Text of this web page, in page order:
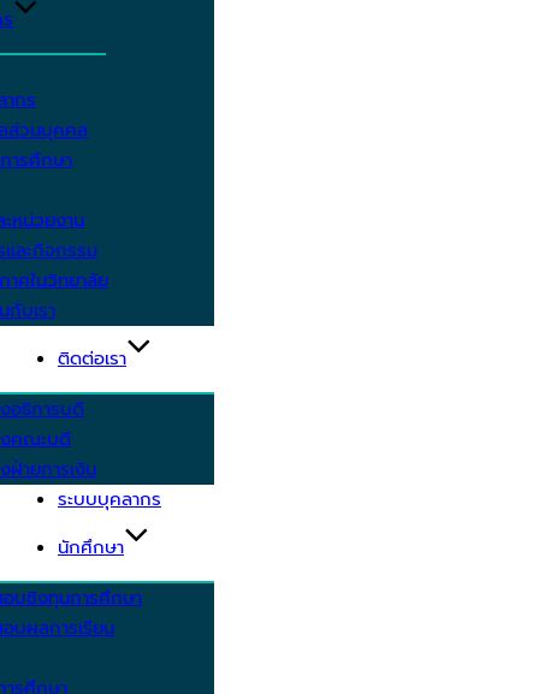
กร
ส่วนบุคคล
ารศึกษา
หน่วยงาน
และกิจกรรม
าศในวิทยาลัย
กับเรา
ติดต่อเรา
อธิการบดี
คณะบดี
ฝ่ายการเงิน
ระบบบุคลากร
นักศึกษา
บชิงทุนการศึกษา
บผลการเรียน
รศึกษา